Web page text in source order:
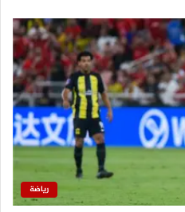
رياضة